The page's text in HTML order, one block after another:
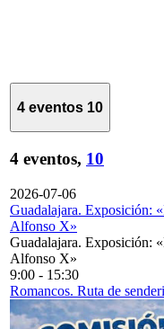
4 eventos 10
4 eventos, 10
2026-07-06
Guadalajara. Exposición:
Alfonso X»
Guadalajara. Exposición:
Alfonso X»
9:00 - 15:30
Romancos. Ruta de